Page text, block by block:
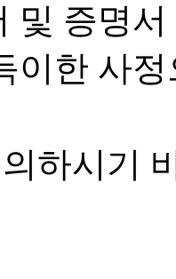
증명
이한 사
하시기